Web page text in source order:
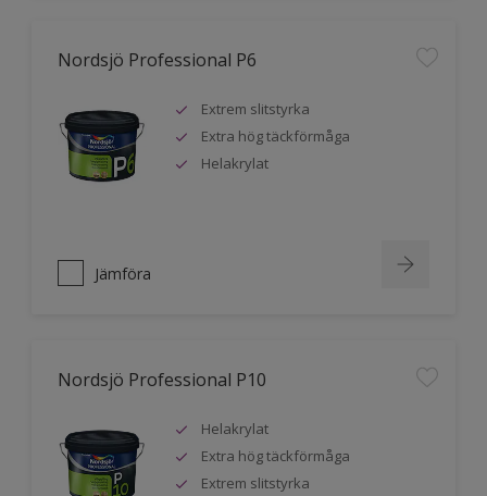
Nordsjö Professional P6
Extrem slitstyrka
Extra hög täckförmåga
Helakrylat
Jämföra
Nordsjö Professional P10
Helakrylat
Extra hög täckförmåga
Extrem slitstyrka